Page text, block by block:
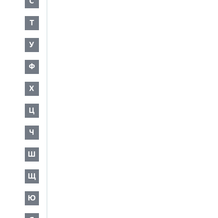
Т
У
Ф
Х
Ц
Ч
Ш
Щ
Ю